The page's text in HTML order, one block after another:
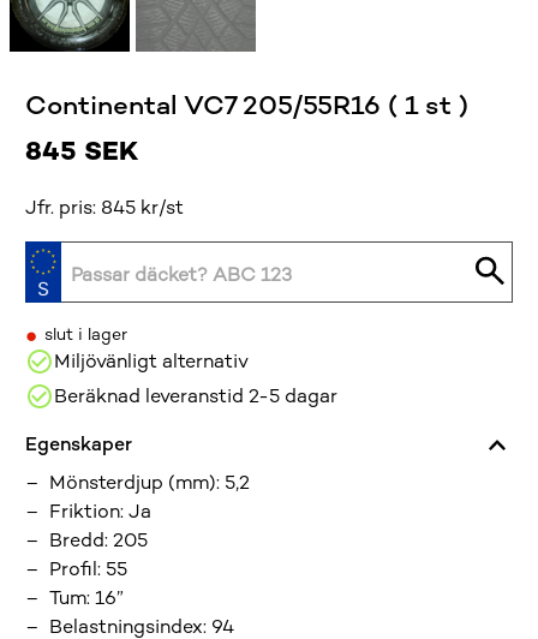
Continental VC7 205/55R16 ( 1 st )
845 SEK
Jfr. pris: 845 kr/st
• slut i lager
Miljövänligt alternativ
Beräknad leveranstid 2-5 dagar
Egenskaper
Mönsterdjup (mm): 5,2
Friktion:Ja
Bredd:205
Profil: 55
Tum:16”
Belastningsindex: 94